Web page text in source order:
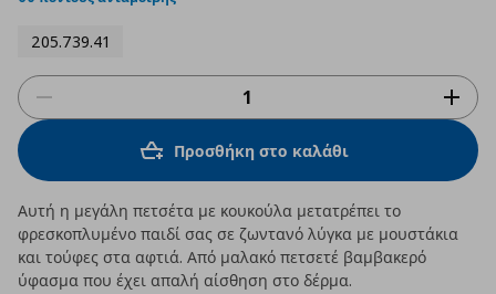
205.739.41
Προσθήκη στο καλάθι
Αυτή η μεγάλη πετσέτα με κουκούλα μετατρέπει το
φρεσκοπλυμένο παιδί σας σε ζωντανό λύγκα με μουστάκια
και τούφες στα αφτιά. Από μαλακό πετσετέ βαμβακερό
ύφασμα που έχει απαλή αίσθηση στο δέρμα.